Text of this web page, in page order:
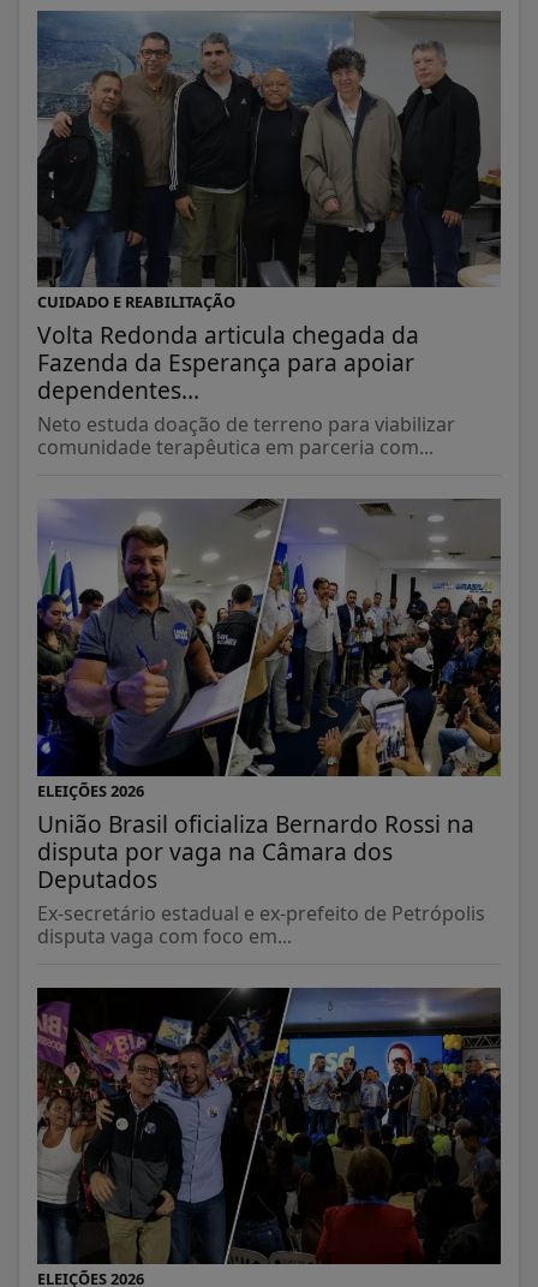
CUIDADO E REABILITAÇÃO
Volta Redonda articula chegada da
Fazenda da Esperança para apoiar
dependentes...
Neto estuda doação de terreno para viabilizar
comunidade terapêutica em parceria com...
ELEIÇÕES 2026
União Brasil oficializa Bernardo Rossi na
disputa por vaga na Câmara dos
Deputados
Ex-secretário estadual e ex-prefeito de Petrópolis
disputa vaga com foco em...
ELEIÇÕES 2026